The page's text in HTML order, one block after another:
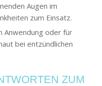
Augen im
zum Einsatz.
Anwendung oder für
bei entzündlichen
ZUM